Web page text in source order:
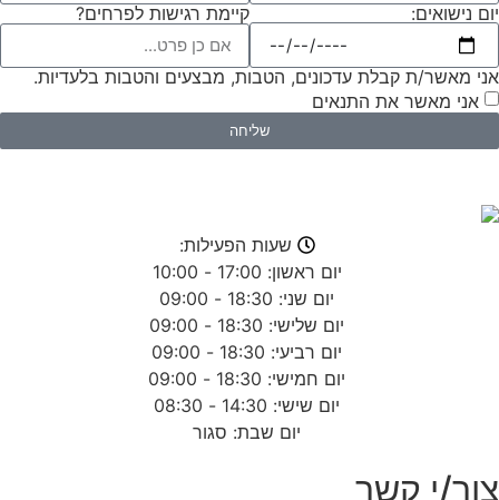
יום נישואים: קיימת רגישות לפרחים?
אני מאשר/ת קבלת עדכונים, הטבות, מבצעים והטבות בלעדיות.
אני מאשר את התנאים
שליחה
שעות הפעילות:
יום ראשון: 17:00 - 10:00
יום שני: 18:30 - 09:00
יום שלישי: 18:30 - 09:00
יום רביעי: 18:30 - 09:00
יום חמישי: 18:30 - 09:00
יום שישי: 14:30 - 08:30
יום שבת: סגור
צור/י קשר